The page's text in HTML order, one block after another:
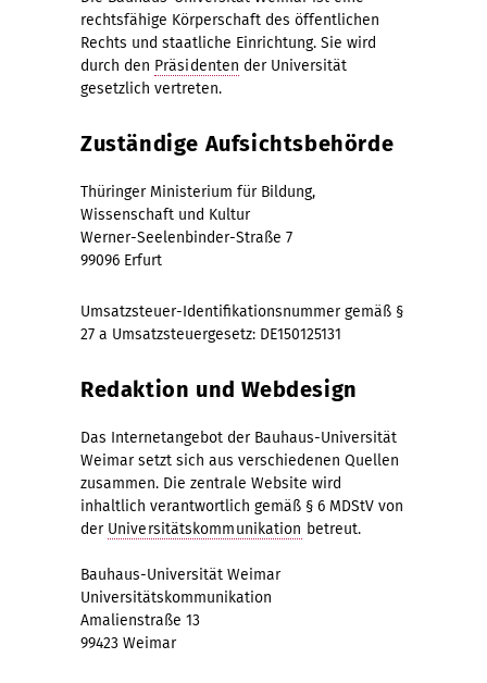
rechtsfähige Körperschaft des öffentlichen
Rechts und staatliche Einrichtung. Sie wird
durch den Präsidenten der Universität
gesetzlich vertreten.
Zuständige Aufsichtsbehörde
Thüringer Ministerium für Bildung,
Wissenschaft und Kultur
Werner-Seelenbinder-Straße 7
99096 Erfurt
Umsatzsteuer-Identifikationsnummer gemäß §
27 a Umsatzsteuergesetz: DE150125131
Redaktion und Webdesign
Das Internetangebot der Bauhaus-Universität
Weimar setzt sich aus verschiedenen Quellen
zusammen. Die zentrale Website wird
inhaltlich verantwortlich gemäß § 6 MDStV von
der Universitätskommunikation betreut.
Bauhaus-Universität Weimar
Universitätskommunikation
Amalienstraße 13
99423 Weimar